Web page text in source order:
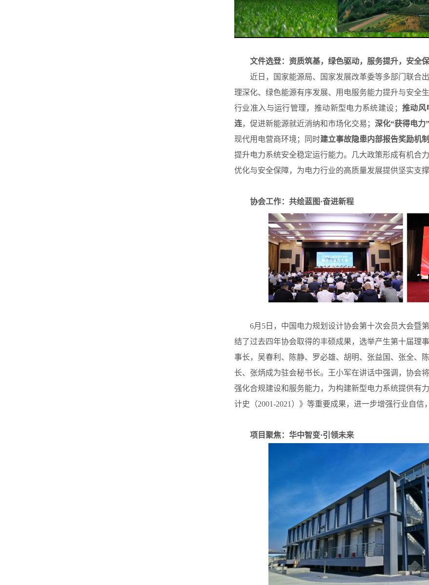
文件选登：资质筑基，绿色驱动，服务提升，安全
近日，国家能源局、国家发展改革委等多部门联合
理深化、绿色能源有序发展、用电服务能力提升与安全
行业准入与运行管理，推动新型电力系统建设； 推动风
连，促进新能源就近消纳和市场化交易； 深化“获得电力”
现代用电营商环境；同时建立事故隐患内部报告奖励机制
提升电力系统安全稳定运行能力。几大政策形成有机合
优化与安全保障，为电力行业的高质量发展提供坚实支撑
协会工作：共绘蓝图·奋进新程
6月 5 日，中国电力规划设计协会第十次会员大会暨
结了过去四年协会取得的丰硕成果，选举产生第十届理
事长， 吴春利、
陈静、罗必雄、胡明、张益国、张全、
长、张炳成为驻会秘书长。王小军在讲话中强调，协会
强化合规建设和服务能力，为构建新型电力系统提供有
计史（2001-2021 ）》等重要成果，进一步增强行业自信
项目聚焦：华中智变·引领未来